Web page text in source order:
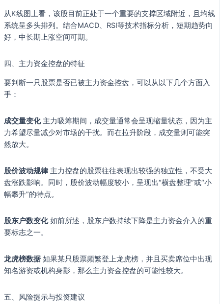
从K线图上看，该股目前正处于一个重要的支撑区域附近，且均线
系统呈多头排列。结合MACD、RSI等技术指标分析，短期趋势向
好，中长期上涨空间可期。
四、主力资金控盘的特征
要判断一只股票是否已被主力资金控盘，可以从以下几个方面入
手：
成交量变化主力吸筹期间，成交量通常会呈现缩量状态，因为主
力希望尽量减少对市场的干扰。而在拉升阶段，成交量则可能突
然放大。
股价波动规律 主力控盘的股票往往表现出较强的独立性，不受大
盘涨跌影响。同时，股价波动幅度较小，呈现出“横盘整理”或“小
幅攀升”的特点。
股东户数变化如前所述，股东户数持续下降是主力资金介入的重
要标志之一。
龙虎榜数据 如果某只股票频繁登上龙虎榜，并且买卖席位中出现
知名游资或机构身影，那么主力资金控盘的可能性较大。
五、风险提示与投资建议